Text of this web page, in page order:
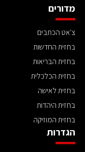
מדורים
צ'אט הכתבים
בחזית החדשות
בחזית הבריאות
בחזית הכלכלית
בחזית לאישה
בחזית היהדות
בחזית המוזיקה
הגדרות